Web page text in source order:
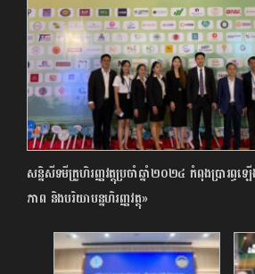
សន្និសីទមីក្រូហិរញ្ញវត្ថុប្រចាំឆ្នាំ២០២៤ កំពុងប្រារព្ធឡ
ភាព និង​បរិយាបន្នហិរញ្ញវត្ថុ»